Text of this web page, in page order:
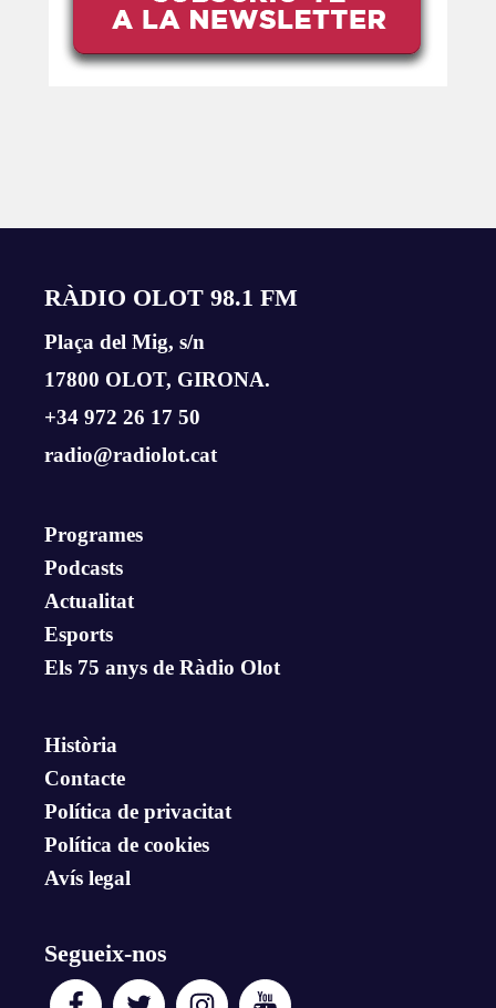
RÀDIO OLOT 98.1 FM
Plaça del Mig, s/n
17800 OLOT, GIRONA.
+34 972 26 17 50
radio@radiolot.cat
Programes
Podcasts
Actualitat
Esports
Els 75 anys de Ràdio Olot
Història
Contacte
Política de privacitat
Política de cookies
Avís legal
Segueix-nos